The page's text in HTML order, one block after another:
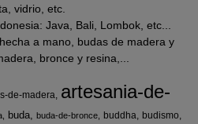
vidrio, etc.
Java, Bali, Lombok, etc...
a mano, budas de madera y
bronce y resina,...
de-madera
artesania-de-
buda buda-de-bronce buddha
budismo